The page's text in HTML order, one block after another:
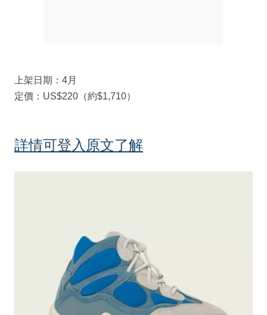
上架日期：4月
定價：US$220（約$1,710）
詳情可登入原文了解